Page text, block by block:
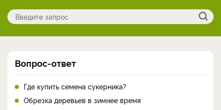
Вопрос-ответ
Где купить семена сукерника?
Обрезка деревьев в зимнее время